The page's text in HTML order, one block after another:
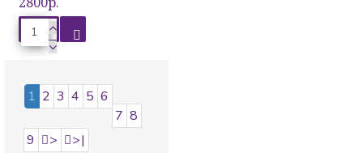
1 2 3 4 5 6
7 8
9
> >|